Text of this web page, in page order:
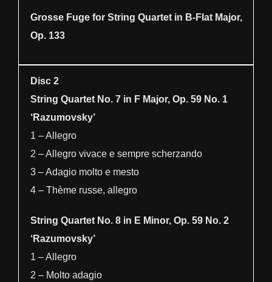
Grosse Fuge for String Quartet in B-Flat Major,
Op. 133
Disc 2
String Quartet No. 7 in F Major, Op. 59 No. 1
‘Razumovsky’
1 – Allegro
2 – Allegro vivace e sempre scherzando
3 – Adagio molto e mesto
4 – Thème russe, allegro
String Quartet No. 8 in E Minor, Op. 59 No. 2
‘Razumovsky’
1 – Allegro
2 – Molto adagio